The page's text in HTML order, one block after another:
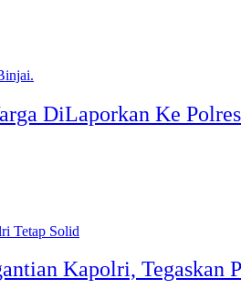
DiLaporkan Ke
Kapolri, Tegaskan